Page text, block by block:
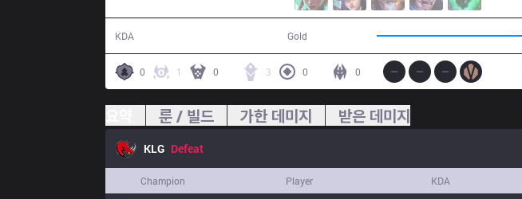
KDA Gold
0 1 0 3 0 0
룬 / 빌드 가한 데미지 받은 데미지
KLG Defeat
Champion Player KDA